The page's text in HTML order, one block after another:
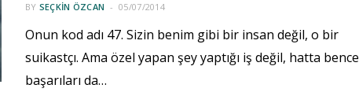
BY SEÇKIN ÖZCAN 05/07/2014
Onun kod adı 47. Sizin benim gibi bir insan değil, o bir
suikastçı. Ama özel yapan şey yaptığı iş değil, hatta bence
başarıları da…